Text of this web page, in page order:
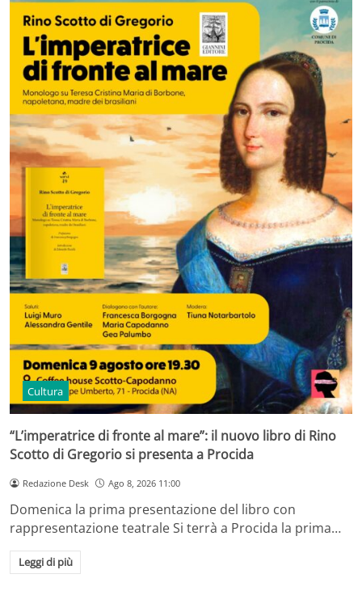
Cultura
“L’imperatrice di fronte al mare”: il nuovo libro di Rino
Scotto di Gregorio si presenta a Procida
Redazione Desk Ago 8, 2026 11:00
Domenica la prima presentazione del libro con
rappresentazione teatrale Si terrà a Procida la prima…
Leggi di più